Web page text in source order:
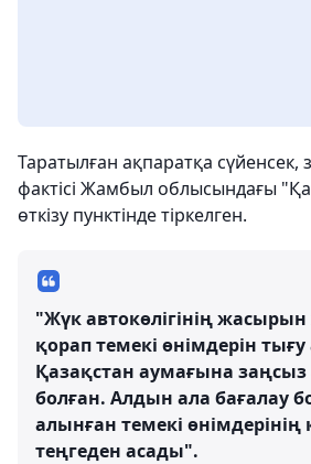
Таратылған ақпаратқа сүйенсек,
фактісі Жамбыл облысындағы
өткізу пунктінде тіркелген.
"Жүк автокөлігінің
қорап темекі өнімдерін
Қазақстан аумағына
болған. Алдын ала бағалау
алынған темекі
теңгеден асады".